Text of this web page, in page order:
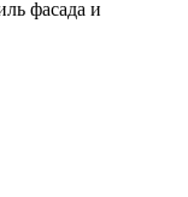
фасада и